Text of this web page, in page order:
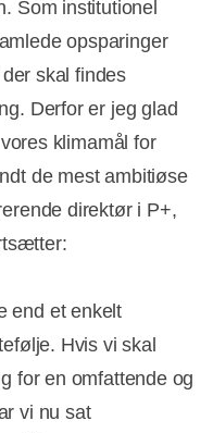
Som institutionel
opsparinger
skal findes
Derfor er jeg glad
klimamål for
de mest ambitiøse
direktør i P+,
end et enkelt
Hvis vi skal
for en omfattende og
vi nu sat